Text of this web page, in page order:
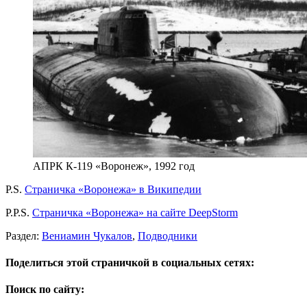
АПРК К-119 «Воронеж», 1992 год
P.S. Страничка «Воронежа» в Википедии
P.P.S. Страничка «Воронежа» на сайте DeepStorm
Раздел: Вениамин Чукалов, Подводники
Поделиться этой страничкой в социальных сетях:
Поиск по сайту: